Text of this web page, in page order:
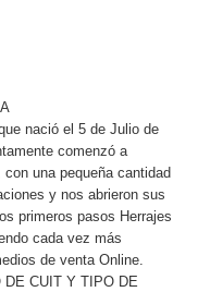
nació el 5 de Julio de
comenzó a
una pequeña cantidad
y nos abrieron sus
primeros pasos Herrajes
cada vez más
de venta Online.
DE CUIT Y TIPO DE